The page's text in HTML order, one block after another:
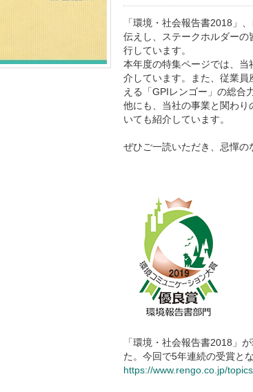
「環境・社会報告書2018」
伝えし、ステークホルダー
行しています。
本年度の特集ページでは、
介しています。また、従業
える「GPIレンゴー」の総合
他にも、当社の事業と関わ
いても紹介しています。
ぜひご一読いただき、忌憚の
「環境・社会報告書2018」
た。今回で5年連続の受賞とな
https://www.rengo.co.jp/